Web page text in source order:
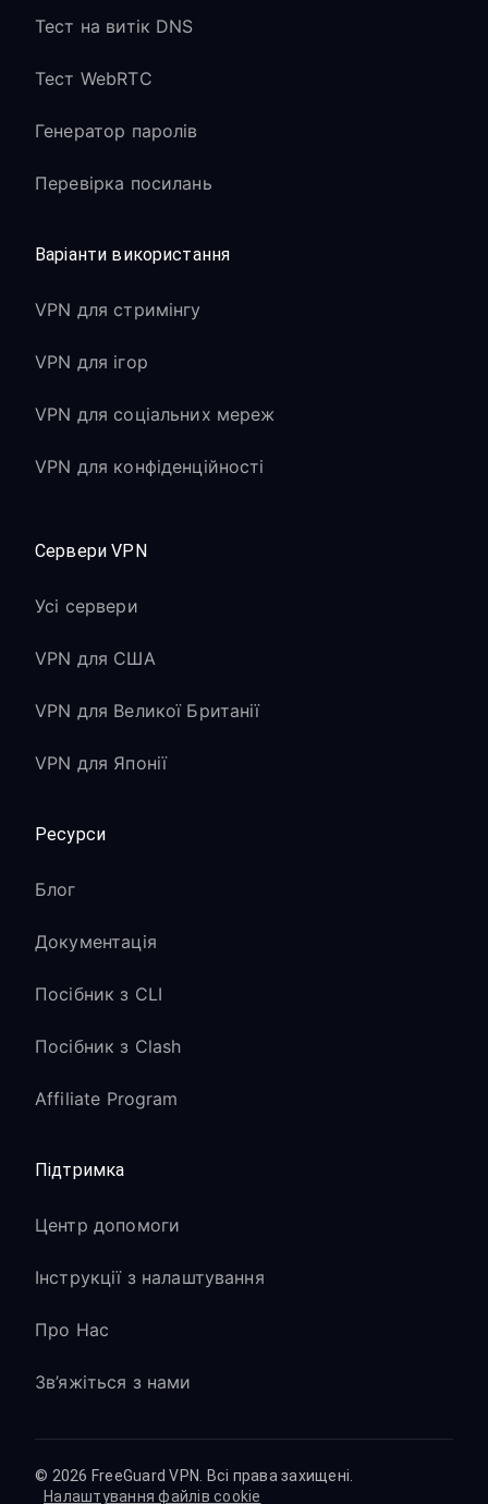
Тест на витік DNS
Тест WebRTC
Генератор паролів
Перевірка посилань
Варіанти використання
VPN для стримінгу
VPN для ігор
VPN для соціальних мереж
VPN для конфіденційності
Сервери VPN
Усі сервери
VPN для США
VPN для Великої Британії
VPN для Японії
Ресурси
Блог
Документація
Посібник з CLI
Посібник з Clash
Affiliate Program
Підтримка
Центр допомоги
Інструкції з налаштування
Про Нас
Зв’яжіться з нами
© 2026 FreeGuard VPN. Всі права захищені.
Налаштування файлів cookie